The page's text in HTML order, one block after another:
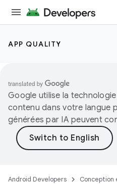
APP QUALITY
Google utilise la
contenu dans votre langue
générées par IA peuvent
Android Developers